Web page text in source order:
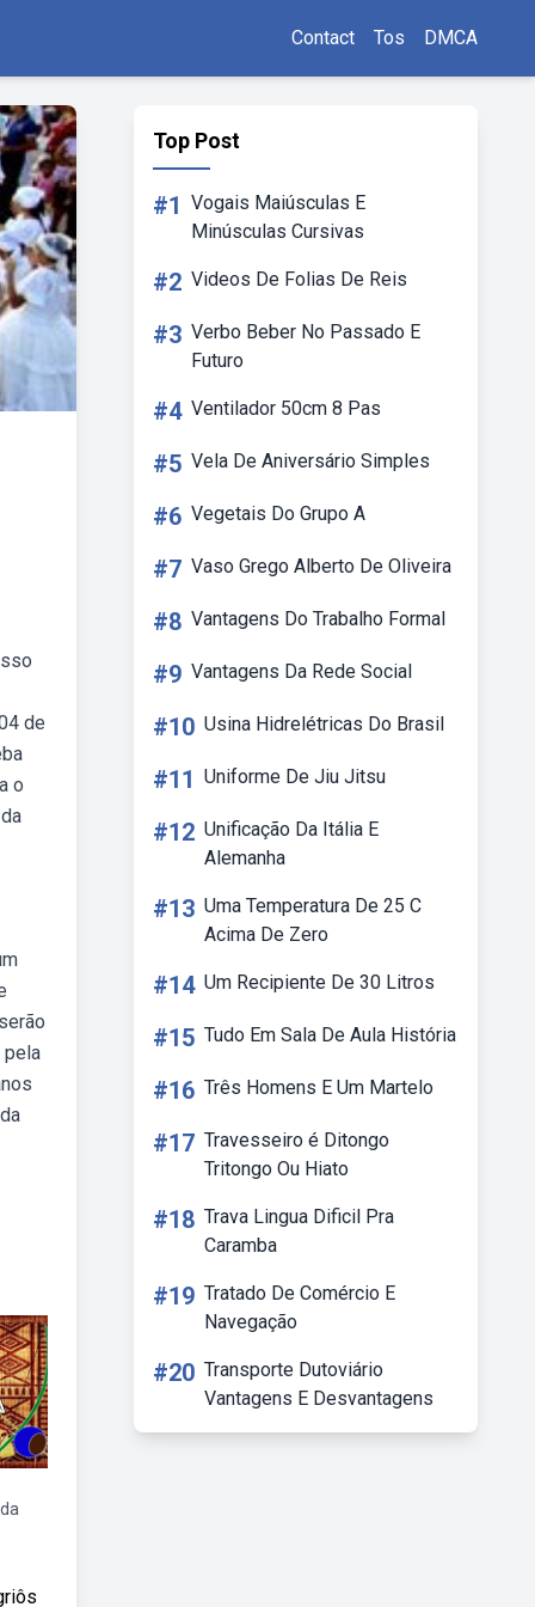
Contact Tos DMCA
de
o
pela
Top Post
#1 Vogais Maiúsculas E
Minúsculas Cursivas
#2 Videos De Folias De Reis
#3 Verbo Beber No Passado E
Futuro
#4 Ventilador 50cm 8 Pas
#5 Vela De Aniversário Simples
#6 Vegetais Do Grupo A
#7 Vaso Grego Alberto De Oliveira
#8 Vantagens Do Trabalho Formal
#9 Vantagens Da Rede Social
#10 Usina Hidrelétricas Do Brasil
#11 Uniforme De Jiu Jitsu
#12 Unificação Da Itália E
Alemanha
#13 Uma Temperatura De 25 C
Acima De Zero
#14 Um Recipiente De 30 Litros
#15 Tudo Em Sala De Aula História
#16 Três Homens E Um Martelo
#17 Travesseiro é Ditongo
Tritongo Ou Hiato
#18 Trava Lingua Dificil Pra
Caramba
#19 Tratado De Comércio E
Navegação
#20 Transporte Dutoviário
Vantagens E Desvantagens